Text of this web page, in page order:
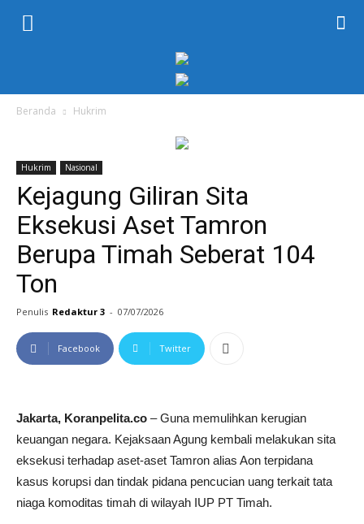
Beranda Hukrim
Hukrim Nasional
Kejagung Giliran Sita
Eksekusi Aset Tamron
Berupa Timah Seberat 104
Ton
Penulis Redaktur 3 - 07/07/2026
Facebook Twitter
Jakarta, Koranpelita.co – Guna memulihkan kerugian
keuangan negara. Kejaksaan Agung kembali melakukan sita
eksekusi terhadap aset-aset Tamron alias Aon terpidana
kasus korupsi dan tindak pidana pencucian uang terkait tata
niaga komoditas timah di wilayah IUP PT Timah.